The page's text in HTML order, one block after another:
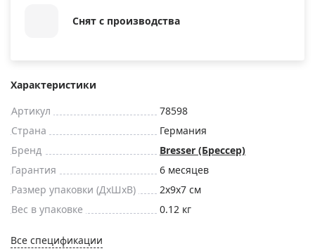
Снят с производства
Характеристики
Артикул
78598
Страна
Германия
Бренд
Bresser (Брессер)
Гарантия
6 месяцев
Размер упаковки (ДxШxВ)
2x9x7 см
Вес в упаковке
0.12 кг
Все спецификации